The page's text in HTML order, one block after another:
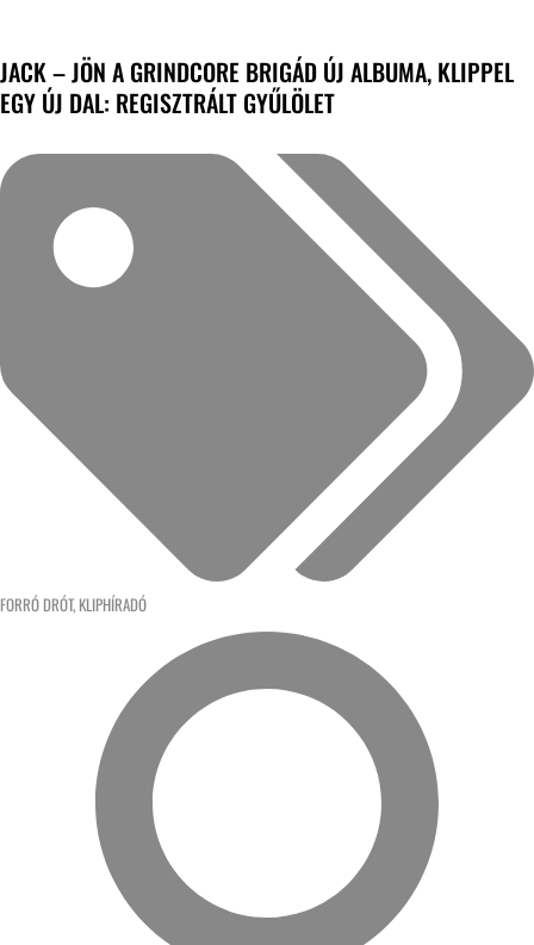
JACK – JÖN A GRINDCORE BRIGÁD ÚJ ALBUMA, KLIPPEL
EGY ÚJ DAL: REGISZTRÁLT GYŰLÖLET
FORRÓ DRÓT, KLIPHÍRADÓ